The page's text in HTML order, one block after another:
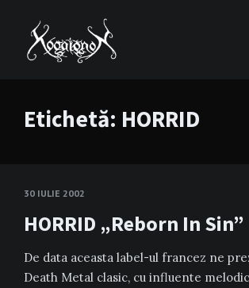
Etichetă: HORRID
30 IULIE 2002
HORRID „Reborn In Sin”
De data aceasta label-ul francez ne
Death Metal clasic, cu influente